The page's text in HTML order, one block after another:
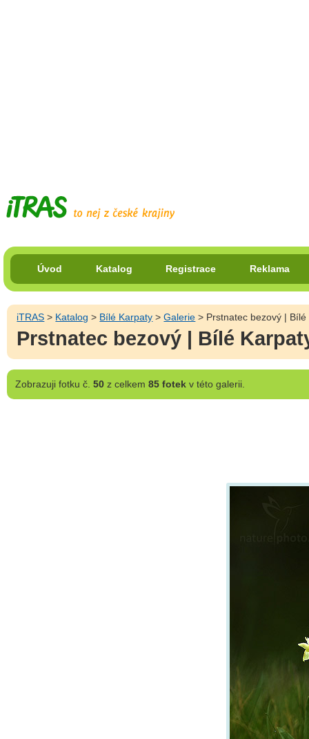
Úvod Katalog Registrace Reklama
iTRAS > Katalog > Bílé Karpaty >Galerie > Prstnatec bezový | Bílé
Prstnatec bezový | Bílé
Zobrazujifotku č. 50z celkem 85 fotekv této galerii.